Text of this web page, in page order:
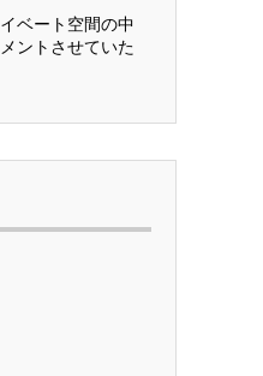
ベート空間の中
ントさせていた